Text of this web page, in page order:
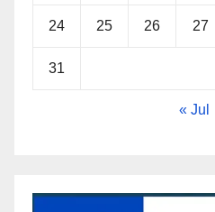
24 25 26 27
31
« Jul